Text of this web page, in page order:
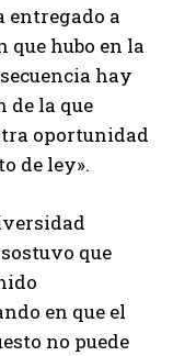
entregado a
hubo en la
hay
la que
oportunidad
de ley».
que
en que el
no puede